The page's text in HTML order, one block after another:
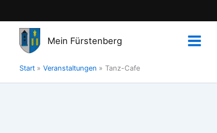
Mein Fürstenberg
Start Veranstaltungen Tanz-Cafe
Datenschutzerklärung